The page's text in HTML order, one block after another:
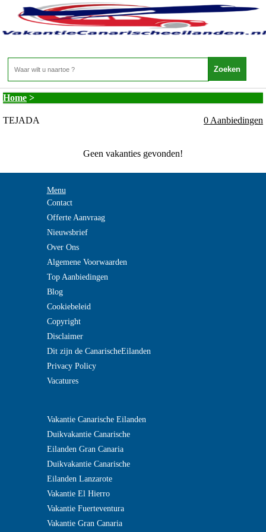
Vakantie Canarische Eilanden - Vakantie Gran
Home >
TEJADA 0 Aanbiedingen
Geen vakanties gevonden!
Menu
Contact
Offerte Aanvraag
Nieuwsbrief
Over Ons
Algemene Voorwaarden
Top Aanbiedingen
Blog
Cookiebeleid
Copyright
Disclaimer
Dit zijn de CanarischeEilanden
Privacy Policy
Vacatures
Vakantie Canarische Eilanden
Duikvakantie Canarische
Eilanden Gran Canaria
Duikvakantie Canarische
Eilanden Lanzarote
Vakantie El Hierro
Vakantie Fuerteventura
Vakantie Gran Canaria
>